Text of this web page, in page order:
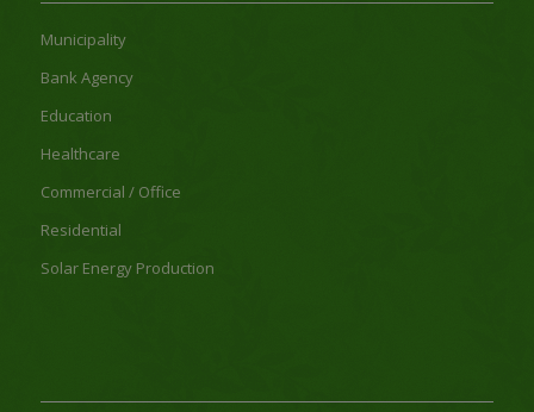
Municipality
Bank Agency
Education
Healthcare
Commercial / Office
Residential
Solar Energy Production